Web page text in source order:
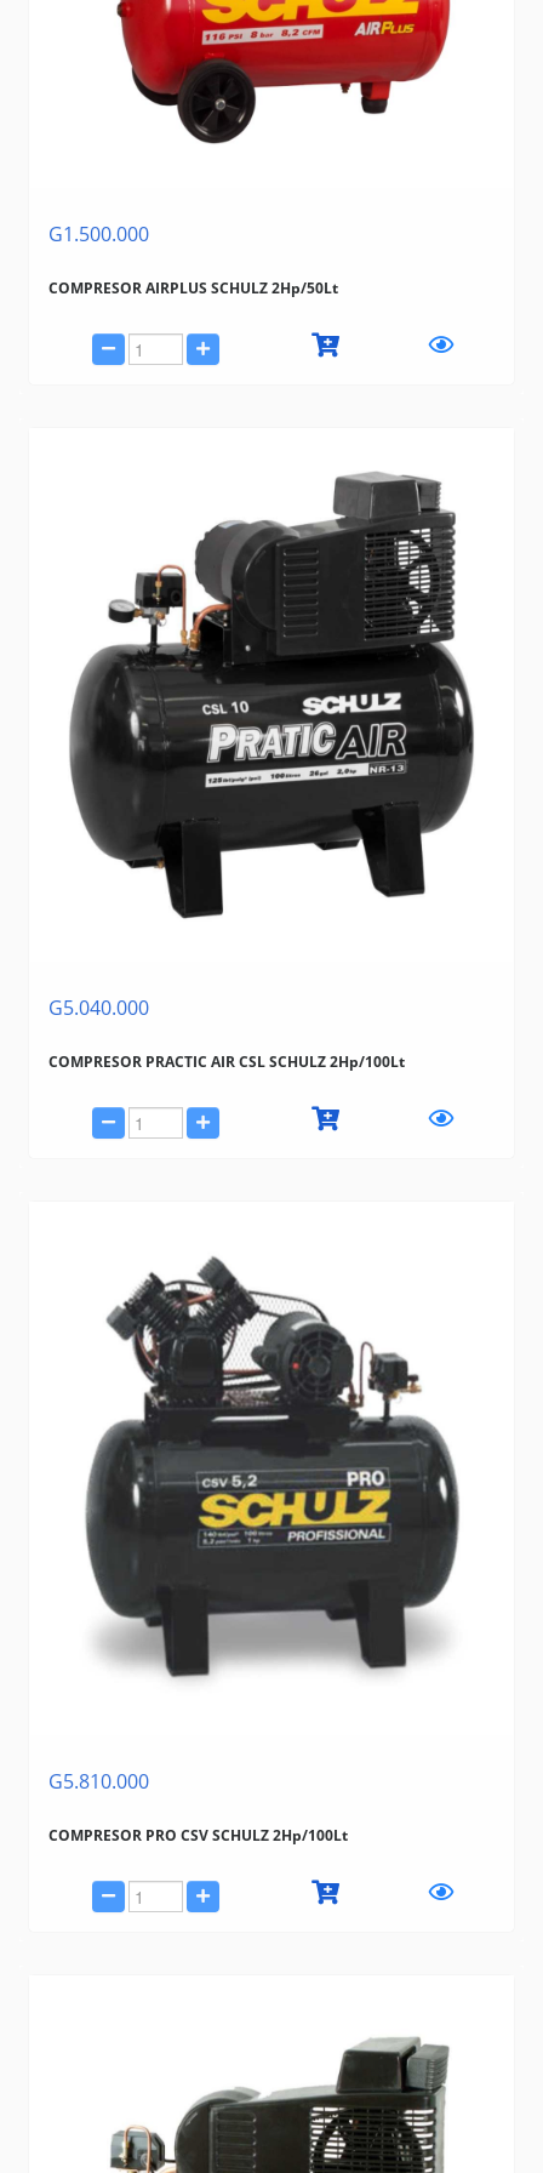
STANLEY
MAKITA
G1.500.000
COMPRESOR AIRPLUS SCHULZ 2Hp/50Lt
G5.040.000
COMPRESOR PRACTIC AIR CSL SCHULZ 2Hp/100Lt
G5.810.000
COMPRESOR PRO CSV SCHULZ 2Hp/100Lt